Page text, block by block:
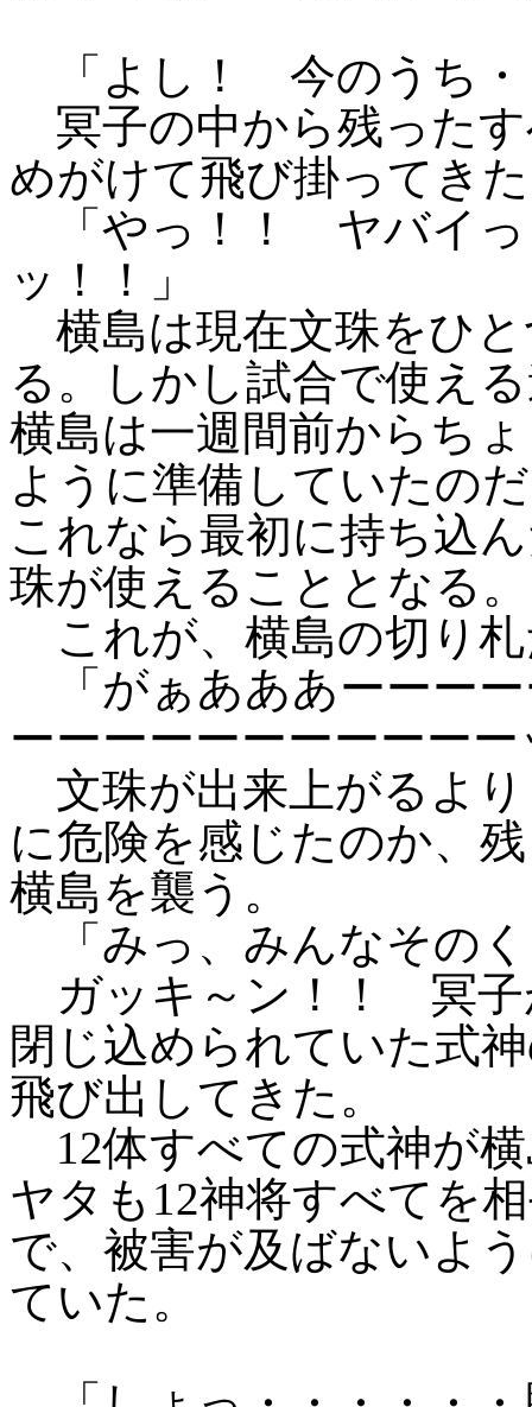
「よし！ 今のうち・
冥子の中から残った
めがけて飛び掛ってき
「やっ！！ ヤバイ
ッ！！」
横島は現在文珠をひ
る。しかし試合で使え
横島は一週間前からち
ように準備していたの
これなら最初に持ち込
珠が使えることとなる。
これが、横島の切り
「がぁあああーーーー
ーーーーーーーーーー
文珠が出来上がるよ
に危険を感じたのか、
横島を襲う。
「みっ、みんなその
ガッキ～ン！！ 冥子
閉じ込められていた式
飛び出してきた。
12体すべての式神が
ヤタも12神将すべてを
で、被害が及ばないよ
ていた。